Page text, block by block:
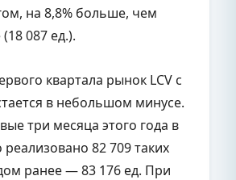
на 8,8% больше, чем
087 ед.).
квартала рынок LCV с
в небольшом минусе.
три месяца этого года в
82 709 таких
ранее — 83 176 ед. При